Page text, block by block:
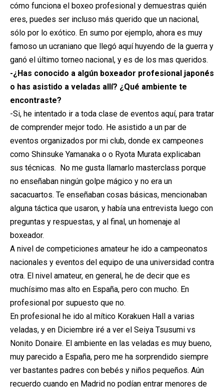
cómo funciona el boxeo profesional y demuestras quién
eres, puedes ser incluso más querido que un nacional,
sólo por lo exótico. En sumo por ejemplo, ahora es muy
famoso un ucraniano que llegó aquí huyendo de la guerra y
ganó el último torneo nacional, y es de los mas queridos.
-¿Has conocido a algún boxeador profesional japonés
o has asistido a veladas allí? ¿Qué ambiente te
encontraste?
-Si, he intentado ir a toda clase de eventos aquí, para tratar
de comprender mejor todo. He asistido a un par de
eventos organizados por mi club, donde ex campeones
como Shinsuke Yamanaka o o Ryota Murata explicaban
sus técnicas. No me gusta llamarlo masterclass porque
no enseñaban ningún golpe mágico y no era un
sacacuartos. Te enseñaban cosas básicas, mencionaban
alguna táctica que usaron, y había una entrevista luego con
preguntas y respuestas, y al final, un homenaje al
boxeador.
A nivel de competiciones amateur he ido a campeonatos
nacionales y eventos del equipo de una universidad contra
otra. El nivel amateur, en general, he de decir que es
muchísimo mas alto en España, pero con mucho. En
profesional por supuesto que no.
En profesional he ido al mítico Korakuen Hall a varias
veladas, y en Diciembre iré a ver el Seiya Tsusumi vs
Nonito Donaire. El ambiente en las veladas es muy bueno,
muy parecido a España, pero me ha sorprendido siempre
ver bastantes padres con bebés y niños pequeños. Aún
recuerdo cuando en Madrid no podían entrar menores de